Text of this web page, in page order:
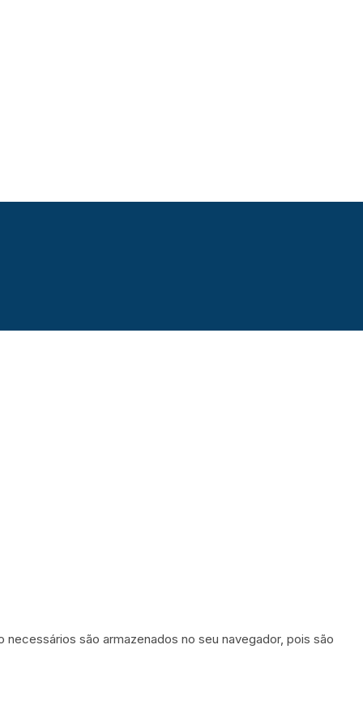
são armazenados no seu navegador, pois são